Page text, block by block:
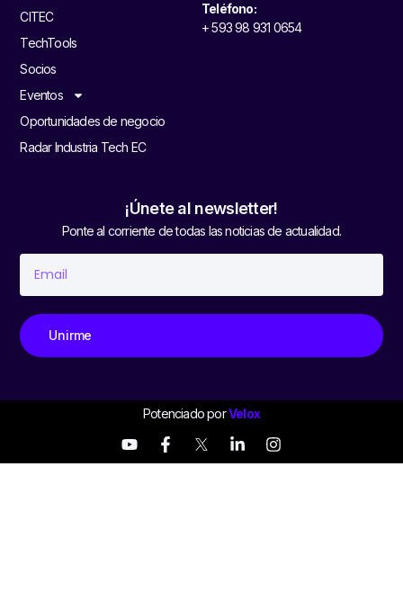
CITEC
TechTools
Socios
Eventos
Oportunidades de negocio
Radar Industria Tech EC
Teléfono:
+ 593 98 931 0654
¡Únete al newsletter!
Ponte al corriente de todas las noticias de actualidad.
Unirme
Potenciado porVelox